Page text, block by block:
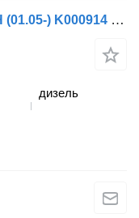
Модулятор EBS Knorr-Bremse FH (01.05-) K000914 для тягача Volvo FH12, FH16, NH12, FH, VNL780 (1993-2014)
дизель